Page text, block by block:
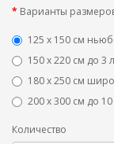
Варианты
125 x 150 см
150 х 220 см до 3
180 х 250 см
200 х 300 см до
Количество